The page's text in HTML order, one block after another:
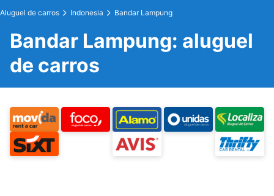
Aluguel de carros Indonesia Bandar Lampung
Bandar Lampung: aluguel
de carros